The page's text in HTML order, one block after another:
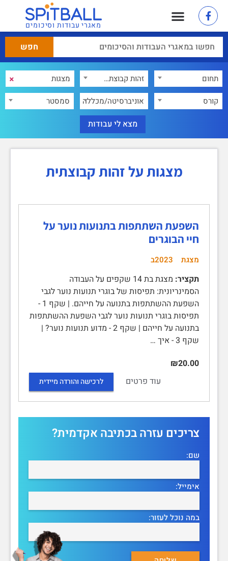
מאגרי עבודות וסיכומים
תחום זהות קבוצתית ×
קורס אוניברסיטה/מכללה סמסטר
מצגות על זהות קבוצתית
השפעת השתתפות בתנועות נוער על
חיי הבוגרים
מצגת 2023ב
תקציר:
מצגת בת 14 שקפים על העבודה
הסמינריונית: תפיסות של בוגרי תנועות נוער לגבי
השפעת ההשתתפות בתנועה על חייהם. | שקף 1 -
תפיסות בוגרי תנועות נוער לגבי השפעת ההשתתפות
בתנועה על חייהם | שקף 2 - מדוע תנועות נוער? |
שקף 3 - איך …
₪20.00
עוד פרטים
לרכישה והורדה מיידית
צריכים עזרה בכתיבה אקדמית?
שם:
אימייל:
במה נוכל לעזור: